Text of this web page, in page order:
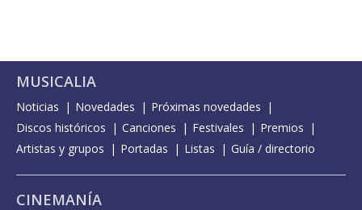
MUSICALIA
Noticias Novedades
Próximas novedades
Discos históricos
Canciones Festivales
Premios
Artistas y grupos
Portadas Listas Guía / directorio
CINEMANÍA